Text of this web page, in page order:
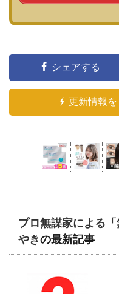
シェアする
更新情報
プロ無謀家による
やきの最新記事